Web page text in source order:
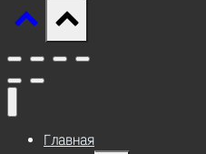
Главная